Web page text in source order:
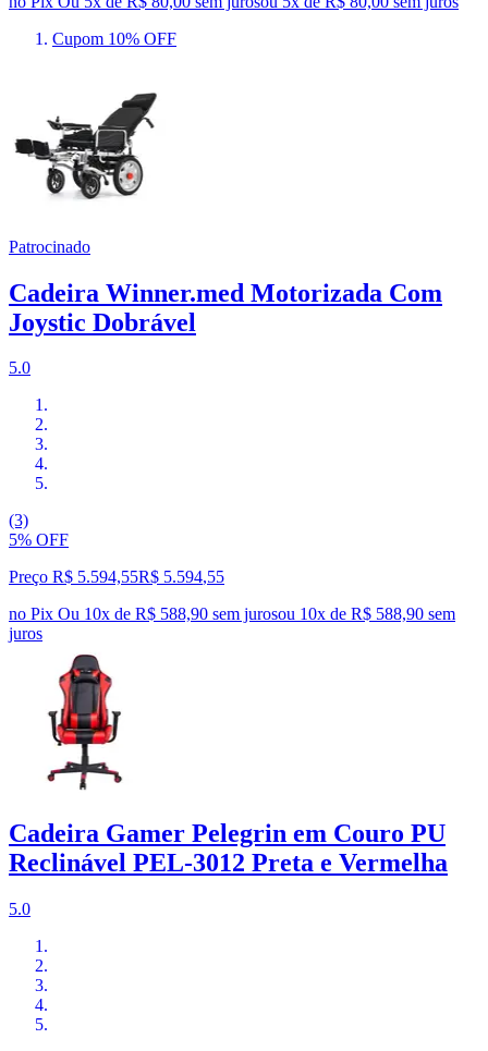
Cupom 10% OFF
Patrocinado
Cadeira Winner.med Motorizada Com
Joystic Dobrável
5.0
(3)
5% OFF
Preço R$ 5.594,55R$ 5.594,55
no Pix Ou 10x de R$ 588,90 sem jurosou 10x de R$ 588,90 sem
juros
Cadeira Gamer Pelegrin em Couro PU
Reclinável PEL-3012 Preta e Vermelha
5.0